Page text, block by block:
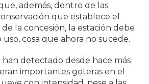
además, dentro de las
que establece el
la concesión, la estación debe
cosa que ahora no sucede.
han detectado desde hace más
importantes goteras en el